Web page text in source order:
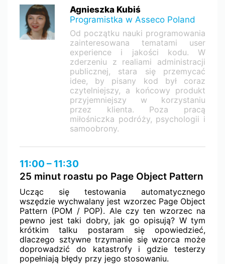
Agnieszka Kubiś
Programistka w Asseco Poland
Od początku nauki programowania
zainteresowana tematami user
experience i jakości kodu. W
zderzeniu z realiami administracji
publicznej, stara się przemycać
idee, by pisany kod był coraz
czytelniejszy, a końcowy produkt
przyjemniejszy w korzystaniu
przez klienta. Poza pracą
miłośniczka podróży, psychologii i
samoobrony.
11:00 – 11:30
25 minut roastu po Page Object Pattern
Ucząc się testowania automatycznego
wszędzie wychwalany jest wzorzec Page Object
Pattern (POM / POP). Ale czy ten wzorzec na
pewno jest taki dobry, jak go opisują? W tym
krótkim talku postaram się opowiedzieć,
dlaczego sztywne trzymanie się wzorca może
doprowadzić do katastrofy i gdzie testerzy
popełniają błędy przy jego stosowaniu.